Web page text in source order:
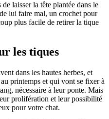
laisser la tête plantée dans le
lui faire mal, un crochet pour
plus facile de retirer la tique
les tiques
dans les hautes herbes, et
printemps et qui vont se fixer à
nécessaire à leur ponte. Mais
prolifération et leur possibilité
pour votre chat.